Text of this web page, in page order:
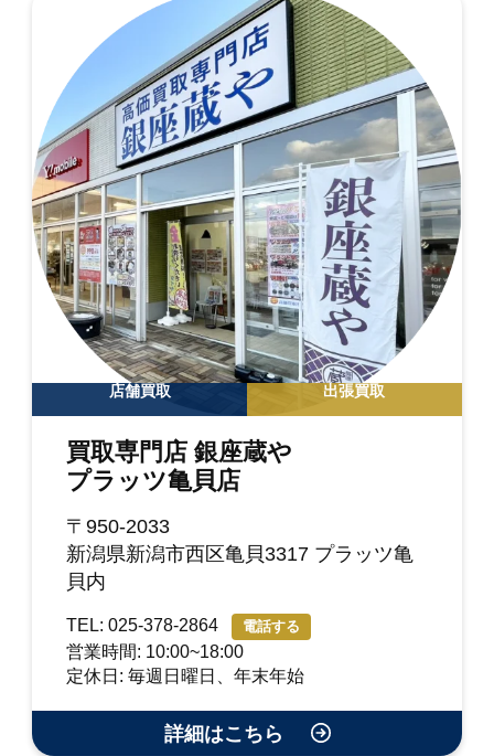
店舗買取 出張買取
買取専門店 銀座蔵や
プラッツ亀貝店
〒950-2033
新潟県新潟市西区亀貝3317 プラッツ亀
貝内
TEL: 025-378-2864 電話する
営業時間: 10:00~18:00
定休日: 毎週日曜日、年末年始
詳細はこちら